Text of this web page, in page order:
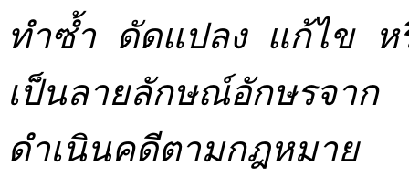
ทำซ้ำ ดัดแปลง แก้ไข ห
เป็นลายลักษณ์อักษรจาก
ดำเนินคดีตามกฎหมาย